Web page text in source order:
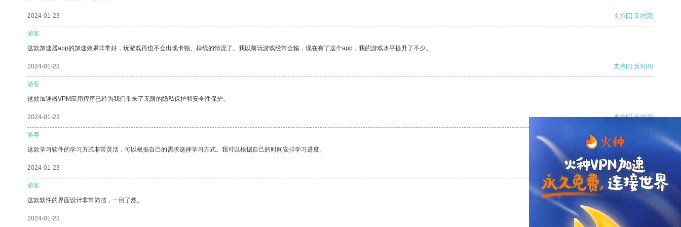
2024-01-23 支持[0] 反对[0]
游客
这款加速器app的加速效果非常好，玩游戏再也不会出现卡顿、掉线的情况了。我以前玩游戏经常会输，现在有了这个app，我的游戏水平提升了不少。
2024-01-23 支持[0] 反对[0]
游客
这款加速器VPM应用程序已经为我们带来了无限的隐私保护和安全性保护。
2024-01-23 支持[0] 反对[0]
游客
这款学习软件的学习方式非常灵活，可以根据自己的需求选择学习方式。我可以根据自己的时间安排学习进度。
2024-01-23 支持[0] 反对
游客
这款软件的界面设计非常简洁，一目了然。
2024-01-23 支持